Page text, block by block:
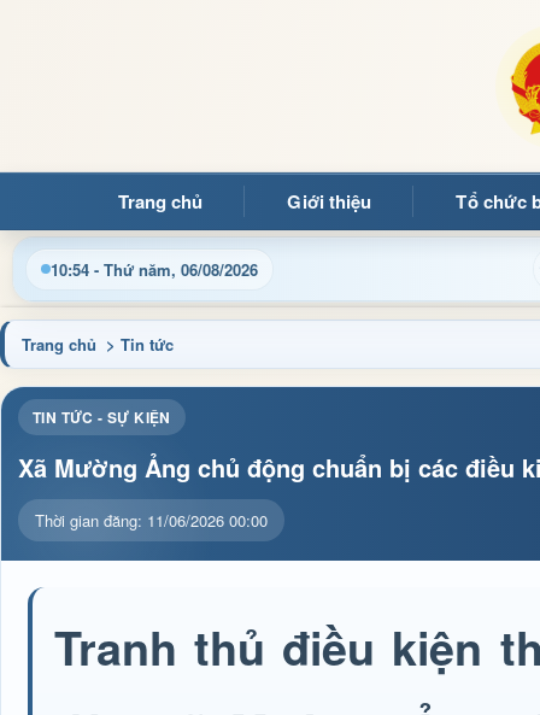
Trang chủ Giới thiệu Tổ chức
10:54 - Thứ năm, 06/08/2026
Cập nhật thông tin điều hành, thủ tục hành chính và tin tức
Trang chủ > Tin tức
TIN TỨC - SỰ KIỆN
Xã Mường Ảng chủ động chuẩn bị các điều
Thời gian đăng: 11/06/2026 00:00
Tranh thủ điều kiện